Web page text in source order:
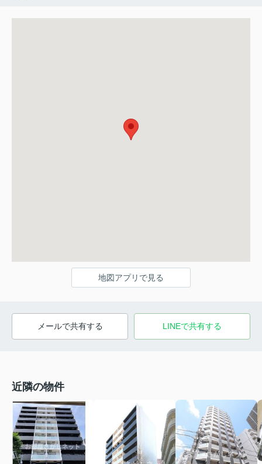
地図アプリで見る
メールで共有する LINEで共有する
近隣の物件